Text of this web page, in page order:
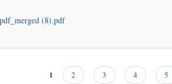
(8).pdf
1 2 3 4 5